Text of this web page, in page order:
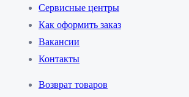
Сервисные центры
Как оформить заказ
Вакансии
Контакты
Возврат товаров